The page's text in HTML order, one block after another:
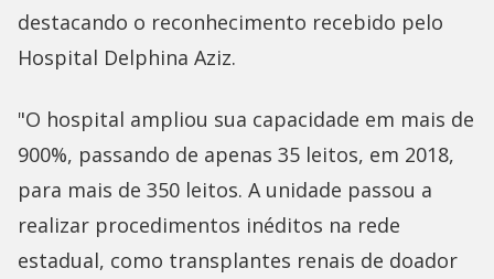
destacando o reconhecimento recebido pelo
Hospital Delphina Aziz.
"O hospital ampliou sua capacidade em mais de
900%, passando de apenas 35 leitos, em 2018,
para mais de 350 leitos. A unidade passou a
realizar procedimentos inéditos na rede
estadual, como transplantes renais de doador